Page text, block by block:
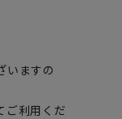
いますの
ご利用くだ